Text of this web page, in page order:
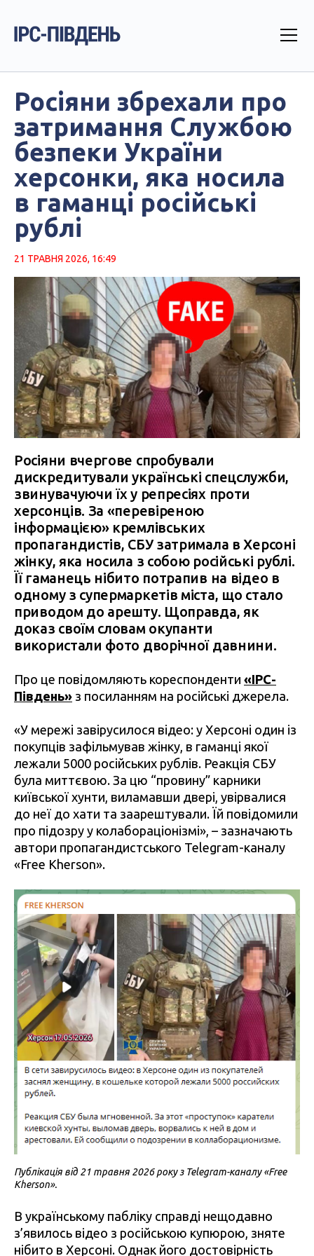
Росіяни збрехали про
затримання Службою
безпеки України
херсонки, яка носила
в гаманці російські
рублі
21 ТРАВНЯ 2026, 16:49
Росіяни вчергове спробували
дискредитували українські спецслужби,
звинувачуючи їх у репресіях проти
херсонців. За «перевіреною
інформацією» кремлівських
пропагандистів, СБУ затримала в Херсоні
жінку, яка носила з собою російські рублі.
Її гаманець нібито потрапив на відео в
одному з супермаркетів міста, що стало
приводом до арешту. Щоправда, як
доказ своїм словам окупанти
використали фото дворічної давнини.
Про це повідомляють кореспонденти «IPC-
Південь» з посиланням на російські джерела.
«У мережі завірусилося відео: у Херсоні один із
покупців зафільмував жінку, в гаманці якої
лежали 5000 російських рублів. Реакція СБУ
була миттєвою. За цю “провину” карники
київської хунти, виламавши двері, увірвалися
до неї до хати та заарештували. Їй повідомили
про підозру у колабораціонізмі», – зазначають
автори пропагандистського Telegram-каналу
«Free Kherson».
Публікація від 21 травня 2026 року з Telegram-каналу «Free
Kherson».
В українському пабліку справді нещодавно
з’явилось відео з російською купюрою, зняте
нібито в Херсоні. Однак його достовірність